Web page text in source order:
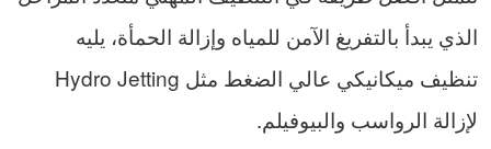
الذي يبدأ بالتفريغ الآمن للمياه وإزالة الحمأة، يليه
تنظيف ميكانيكي عالي الضغط مثل Hydro Jetting
لإزالة الرواسب والبيوفيلم.